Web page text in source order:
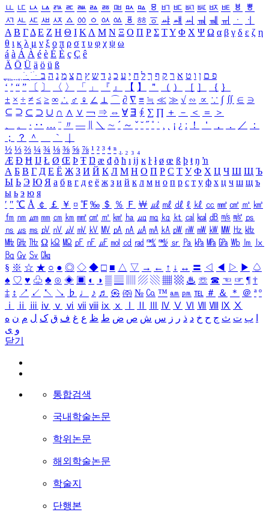
ㅥ ㅦ ㅧ ㅨ ㅩ ㅪ ㅫ ㅬ ㅭ ㅮ ㅯ ㅰ ㅱ ㅲ ㅳ ㅴ ㅵ ㅶ ㅷ ㅸ
ㅹ
ㅺ ㅻ ㅼ ㅽ ㅾ ㅿ ㆀ ㆁ ㆂ ㆃ ㆄ ㆅ ㆆ ㆇ ㆈ ㆉ ㆊ ㆋ ㆌ ㆍ
ㆎ
Α Β ΓΔ Ε Ζ Η Θ Ι ΚΛ Μ Ν Ξ Ο Π Ρ Σ ΤΥ Φ Χ Ψ Ω α β γ δ ε ζ η
θ ι κ λ μ ν ξ ο π ρ σ τ υ φ χ ψ ω
á à Á À é è É È ç Ç ê
Ä Ö Ü ä ö ü ß
ִֶֹ ֻּ ׁׂ פ ם ן ו ט א ר ק ף ך ל ח י ע כ ג ד ש ץ ת צ מ נ ה ב
‘ ’ “ ” 〔 〕 〈 〉 「 」 『 』 【 】 ＂ （ ） ［ ］ ｛ ｝
± × ÷ ≠ ≤ ≥ ∞ ∴ ♂ ♀ ∠ ⊥ ⌒ ∂ ∇ ≡ ≒ ≪ ≫ √ ∽ ∝ ∵ ∫ ∬ ∈ ∋
⊆ ⊇ ⊂ ⊃ ∪ ∩ ∧ ∨ ￢ ⇒ ⇔ ∀ ∃ ∮ ∑ ∏ ＋ － ＜ ＝
＞
、
。 · ‥ … ¨ 〃 ― ＼ ∼ ´ ～ ˇ ˘ ˝ ˚ ˙ ¸ ¡ ¿ ː ！ ＇ ， ． ／
：
；
？ ＾ ｀
½ ⅓ ⅔ ¼ ¾ ⅛ ⅜ ⅝ ⅞ ¹ ² ³ ⁴ ⁿ ₁ ₂ ₃ ₄
Æ Ð Ħ Ĳ Ł Ø Œ Þ Ŧ Ŋ æ đ ð ħ ı ĳ ĸ ŀ ł ø œ ß þ ŧ ŋ ŉ
А Б В Г Д Е Ё Ж З И Й К Л М Н О П Р С Т У Ф Х Ц Ч Ш Щ Ъ
Ы Ь Э Ю Я а б в г д е ё ж з и й к л м н о п р с т у ф х ц ч ш щ ъ
ы ь э ю я
′ ″ ℃ Å ￠ ￡ ￥ ¤ ℉ ‰ ＄ ％ Ｆ ￦ ㎕ ㎖ ㎗ ℓ ㎘ ㏄ ㎣ ㎤ ㎥ ㎦
㎙ ㎚ ㎛ ㎜ ㎝ ㎞ ㎟ ㎠ ㎡ ㎢ ㏊ ㎍ ㎎ ㎏ ㏏ ㎈ ㎉ ㏈ ㎧ ㎨ ㎰
㎱ ㎲ ㎳ ㎴ ㎵ ㎶ ㎷ ㎸ ㎹ ㎀ ㎁ ㎂ ㎃ ㎄ ㎺ ㎻ ㎽ ㎾ ㎿ ㎐ ㎑
㎒ ㎓ ㎔ Ω ㏀ ㏁ ㎊ ㎋ ㎌ ㏖ ㏅ ㎭ ㎮ ㎯ ㏛ ㎩ ㎪ ㎫ ㎬ ㏝ ㏐
㏓
㏃ ㏉ ㏜ ㏆
§ ※ ☆ ★ ○ ● ◎ ◇ ◆ □ ■ △ ▽ → ← ↑ ↓ ↔ 〓 ◁ ◀ ▷ ▶ ♤
♠ ♡ ♥ ♧ ♣ ⊙ ◈ ▣ ◐ ◑ ▒ ▤ ▨ ▧ ▦ ▩ ♨ ☏ ☎ ☜ ☞ ¶ †
‡ ↕ ↗ ↙ ↖ ↘ ♭ ♩ ♪ ♬ ㉿ ㈜ № ㏇ ™ ㏂ ㏘ ℡ ＃ ＆ ＊ ＠ ª º
ⅰ
ⅱ ⅲ ⅳ ⅴ ⅵ ⅶ ⅷ ⅸ ⅹ Ⅳ Ⅴ Ⅵ Ⅶ Ⅷ Ⅸ Ⅹ
ب ت ث ج ح خ د ذ ر ز س ش ص ض ط ظ ع غ ف ق ک ل م ن ه
و ی
닫기
통합검색
국내학술논문
학위논문
해외학술논문
학술지
단행본